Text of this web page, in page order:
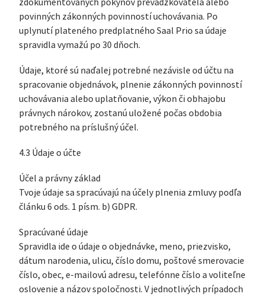
zdokumentovaných pokynov prevádzkovateľa alebo
povinných zákonných povinností uchovávania. Po
uplynutí plateného predplatného Saal Prio sa údaje
spravidla vymažú po 30 dňoch.
Údaje, ktoré sú naďalej potrebné nezávisle od účtu na
spracovanie objednávok, plnenie zákonných povinností
uchovávania alebo uplatňovanie, výkon či obhajobu
právnych nárokov, zostanú uložené počas obdobia
potrebného na príslušný účel.
4.3 Údaje o účte
Účel a právny základ
Tvoje údaje sa spracúvajú na účely plnenia zmluvy podľa
článku 6 ods. 1 písm. b) GDPR.
Spracúvané údaje
Spravidla ide o údaje o objednávke, meno, priezvisko,
dátum narodenia, ulicu, číslo domu, poštové smerovacie
číslo, obec, e-mailovú adresu, telefónne číslo a voliteľne
oslovenie a názov spoločnosti. V jednotlivých prípadoch